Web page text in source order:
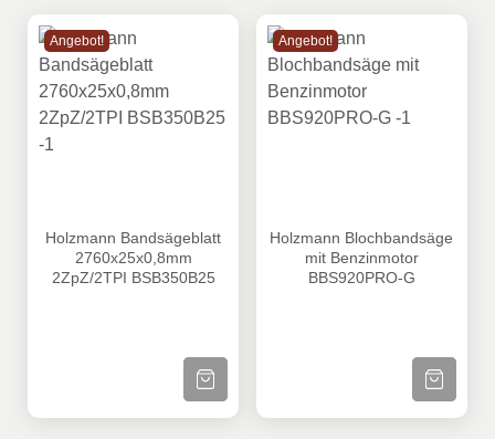
Angebot!
Holzmann Bandsägeblatt
2760x25x0,8mm
2ZpZ/2TPI BSB350B25
ZUM PRODUKT
Angebot!
Holzmann Blochbandsäge
mit Benzinmotor
BBS920PRO-G
ZUM